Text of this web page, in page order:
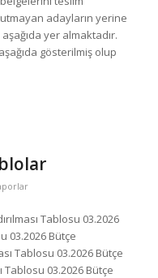
adayların yerine
yer almaktadır.
gösterilmiş olup
Tablosu 03.2026
03.2026 Bütçe
Tablosu 03.2026 Bütçe
Tablosu 03.2026 Bütçe